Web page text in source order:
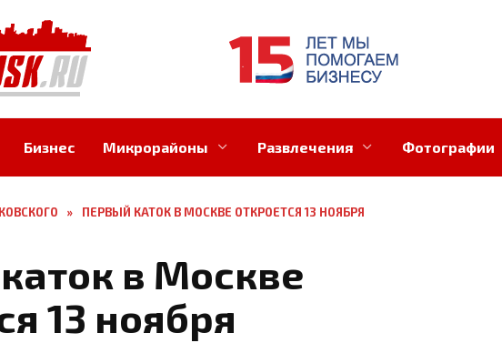
Бизнес Микрорайоны Развлечения Фотографии
» ПЕРВЫЙ КАТОК В МОСКВЕ ОТКРОЕТСЯ 13 НОЯБРЯ
в Москве
13 ноября